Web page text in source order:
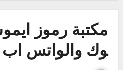
مكتبة رموز
وك والواتس اب